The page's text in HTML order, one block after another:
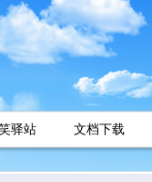
驿站 文档下载